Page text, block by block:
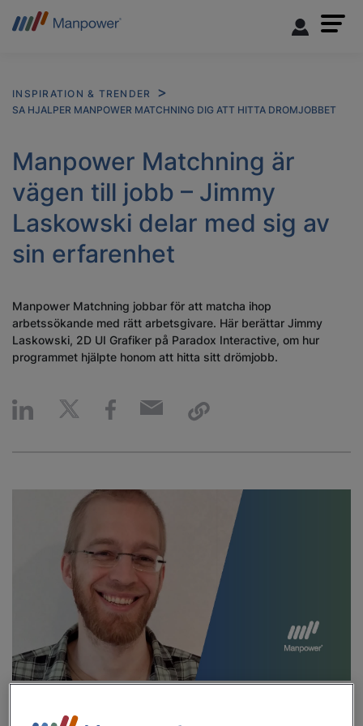
INSPIRATION & TRENDER
SA HJALPER MANPOWER MATCHNING DIG ATT HITTA DROMJOBBET
Manpower Matchning är
vägen till jobb – Jimmy
Laskowski delar med sig av
sin erfarenhet
Manpower Matchning jobbar för att matcha ihop
arbetssökande med rätt arbetsgivare. Här berättar Jimmy
Laskowski, 2D UI Grafiker på Paradox Interactive, om hur
programmet hjälpte honom att hitta sitt drömjobb.
Efter en längre period av arbetslöshet beslutade sig Jimmy